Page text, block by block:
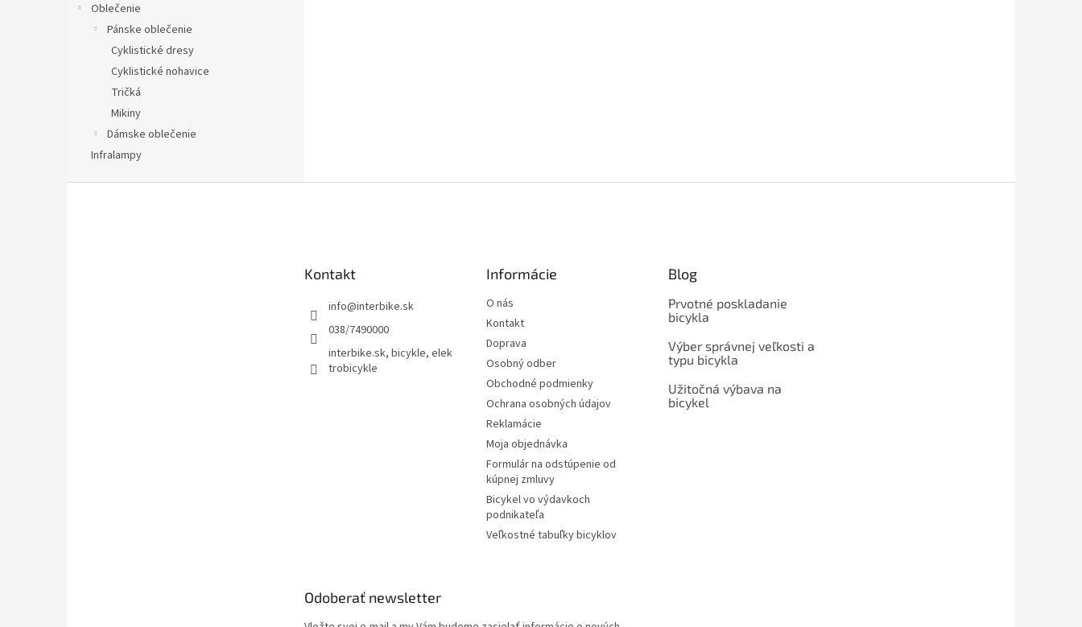
Oblečenie
Pánske oblečenie
Cyklistické dresy
Cyklistické nohavice
Tričká
Mikiny
Dámske oblečenie
Infralampy
Kontakt
info@interbike.sk
038/7490000
interbike.sk, bicykle, elek
trobicykle
Informácie
O nás
Kontakt
Doprava
Osobný odber
Obchodné podmienky
Ochrana osobných údajov
Reklamácie
Moja objednávka
Formulár na odstúpenie od
kúpnej zmluvy
Bicykel vo výdavkoch
podnikateľa
Veľkostné tabuľky bicyklov
Blog
Prvotné poskladanie
bicykla
Výber správnej veľkosti a
typu bicykla
Užitočná výbava na
bicykel
Odoberať newsletter